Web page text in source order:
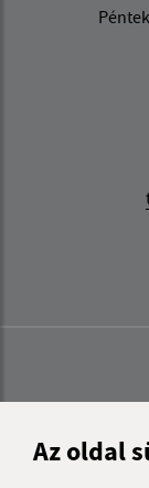
Az oldal